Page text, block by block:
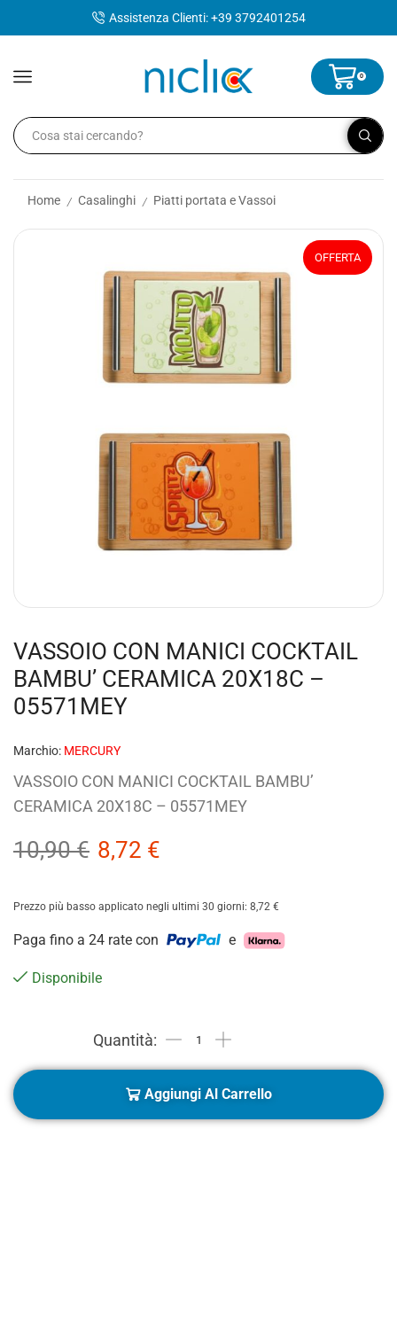
Assistenza Clienti: +39 3792401254
0
Home / Casalinghi / Piatti portata e Vassoi
OFFERTA
VASSOIO CON MANICI COCKTAIL
BAMBU’ CERAMICA 20X18C –
05571MEY
Marchio: MERCURY
VASSOIO CON MANICI COCKTAIL BAMBU’
CERAMICA 20X18C – 05571MEY
10,90€ 8,72 €
Prezzo più basso applicato negli ultimi 30 giorni: 8,72 €
Paga fino a 24 rate con e
Disponibile
Aggiungi Al Carrello